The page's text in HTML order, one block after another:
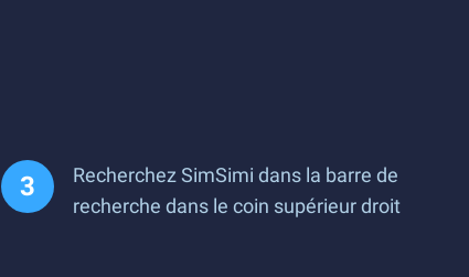
Recherchez SimSimi dans la barre de
recherche dans le coin supérieur droit